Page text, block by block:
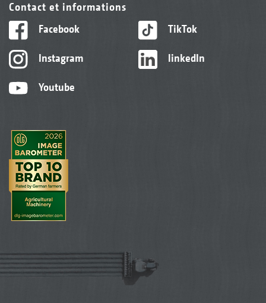
Contact et informations
Facebook
Instagram
Youtube
TikTok
linkedIn